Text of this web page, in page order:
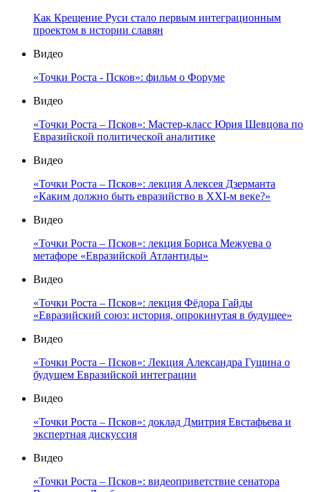
Как Крещение Руси стало первым интеграционным
проектом в истории славян
Видео
«Точки Роста - Псков»: фильм о Форуме
Видео
«Точки Роста – Псков»: Мастер-класс Юрия Шевцова по
Евразийской политической аналитике
Видео
«Точки Роста – Псков»: лекция Алексея Дзерманта
«Каким должно быть евразийство в XXI-м веке?»
Видео
«Точки Роста – Псков»: лекция Бориса Межуева о
метафоре «Евразийской Атлантиды»
Видео
«Точки Роста – Псков»: лекция Фёдора Гайды
«Евразийский союз: история, опрокинутая в будущее»
Видео
«Точки Роста – Псков»: Лекция Александра Гущина о
будущем Евразийской интеграции
Видео
«Точки Роста – Псков»: доклад Дмитрия Евстафьева и
экспертная дискуссия
Видео
«Точки Роста – Псков»: видеоприветствие сенатора